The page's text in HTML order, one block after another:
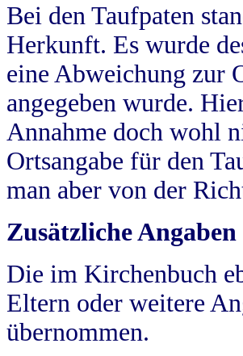
Bei den Taufpaten
Herkunft. Es wurde
eine Abweichung zur
angegeben wurde.
Annahme doch wohl
Ortsangabe für den
man aber von der
Zusätzliche
Die im Kirchenbuch
Eltern oder weitere
übernommen.